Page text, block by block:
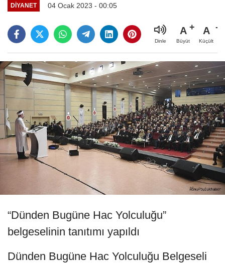
DİYANET 04 Ocak 2023 - 00:05
Dinle
A
Büyüt
A
Küçült
“Dünden Bugüne Hac Yolculuğu”
belgeselinin tanıtımı yapıldı
Dünden Bugüne Hac Yolculuğu Belgeseli